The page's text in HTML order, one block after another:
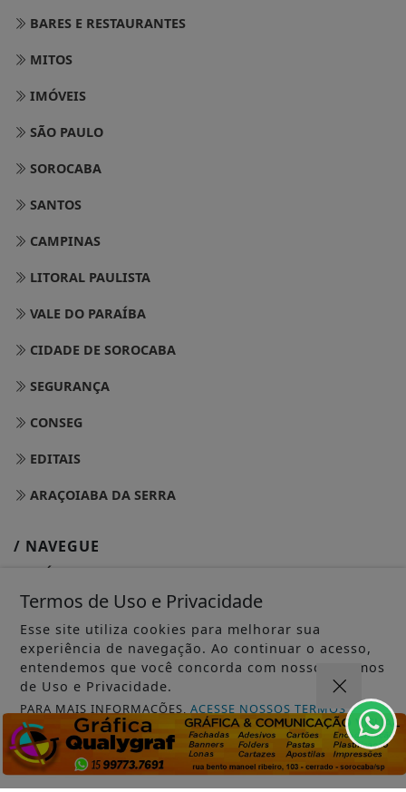
BARES E RESTAURANTES
MITOS
IMÓVEIS
SÃO PAULO
SOROCABA
SANTOS
CAMPINAS
LITORAL PAULISTA
VALE DO PARAÍBA
CIDADE DE SOROCABA
SEGURANÇA
CONSEG
EDITAIS
ARAÇOIABA DA SERRA
/ NAVEGUE
INÍCIO
SOBRE
PAINEL DO LEITOR
TERMOS DE USO E PRIVACIDADE
FAQ
CONTATO
Termos de Uso e Privacidade
Esse site utiliza cookies para melhorar sua
experiência de navegação. Ao continuar o acesso,
entendemos que você concorda com nossos Termos
de Uso e Privacidade.
PARA MAIS INFORMAÇÕES,ACESSE NOSSOS TERMOS
CLICANDO AQUI
PROSSEGUIR